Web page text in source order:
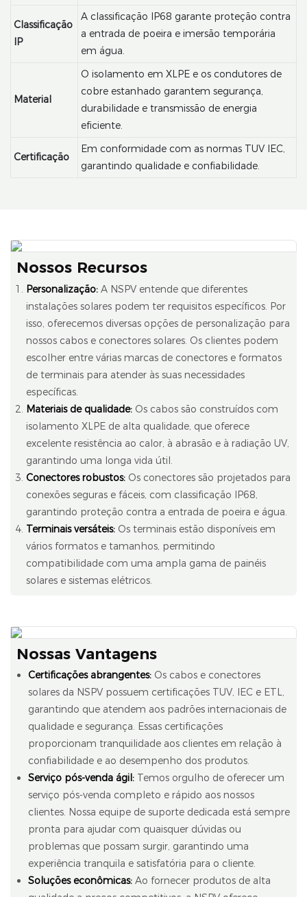
Classificação
IP
A classificação IP68 garante proteção contra
a entrada de poeira e imersão temporária
em água.
Material
O isolamento em XLPE e os condutores de
cobre estanhado garantem segurança,
durabilidade e transmissão de energia
eficiente.
Certificação
Em conformidade com as normas TUV IEC,
garantindo qualidade e confiabilidade.
Nossos Recursos
Personalização:A NSPV entende que diferentes
instalações solares podem ter requisitos específicos. Por
isso, oferecemos diversas opções de personalização para
nossos cabos e conectores solares. Os clientes podem
escolher entre várias marcas de conectores e formatos
de terminais para atender às suas necessidades
específicas.
Materiais de qualidade:Os cabos são construídos com
isolamento XLPE de alta qualidade, que oferece
excelente resistência ao calor, à abrasão e à radiação UV,
garantindo uma longa vida útil.
Conectores robustos:Os conectores são projetados para
conexões seguras e fáceis, com classificação IP68,
garantindo proteção contra a entrada de poeira e água.
Terminais versáteis:Os terminais estão disponíveis em
vários formatos e tamanhos, permitindo
compatibilidade com uma ampla gama de painéis
solares e sistemas elétricos.
Nossas Vantagens
Certificações abrangentes:Os cabos e conectores
solares da NSPV possuem certificações TUV, IEC e ETL,
garantindo que atendem aos padrões internacionais de
qualidade e segurança. Essas certificações
proporcionam tranquilidade aos clientes em relação à
confiabilidade e ao desempenho dos produtos.
Serviço pós-venda ágil:Temos orgulho de oferecer um
serviço pós-venda completo e rápido aos nossos
clientes. Nossa equipe de suporte dedicada está sempre
pronta para ajudar com quaisquer dúvidas ou
problemas que possam surgir, garantindo uma
experiência tranquila e satisfatória para o cliente.
Soluções econômicas:Ao fornecer produtos de alta